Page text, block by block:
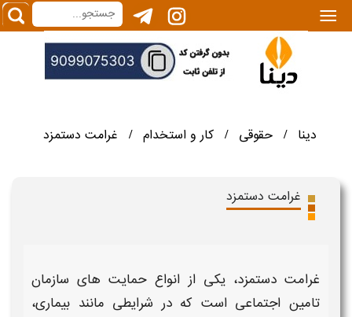
|||
دینا / حقوقی / کار و استخدام / غرامت دستمزد
غرامت دستمزد
غرامت دستمزد، یکی از انواعحمایت های سازمان
تامین اجتماعی است که در شرایطی مانند بیماری،